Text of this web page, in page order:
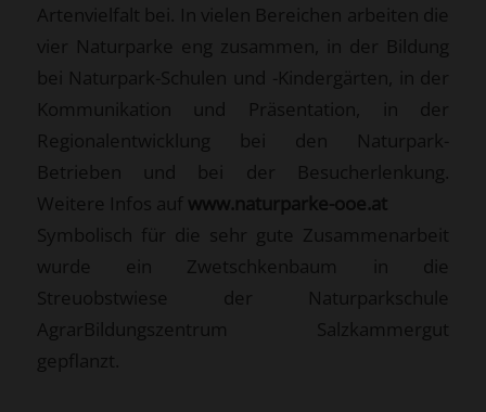
Artenvielfalt bei. In vielen Bereichen arbeiten die
vier Naturparke eng zusammen, in der Bildung
bei Naturpark-Schulen und -Kindergärten, in der
Kommunikation und Präsentation, in der
Regionalentwicklung bei den Naturpark-
Betrieben und bei der Besucherlenkung.
Weitere Infos auf www.naturparke-ooe.at
Symbolisch für die sehr gute Zusammenarbeit
wurde ein Zwetschkenbaum in die
Streuobstwiese der Naturparkschule
AgrarBildungszentrum Salzkammergut
gepflanzt.